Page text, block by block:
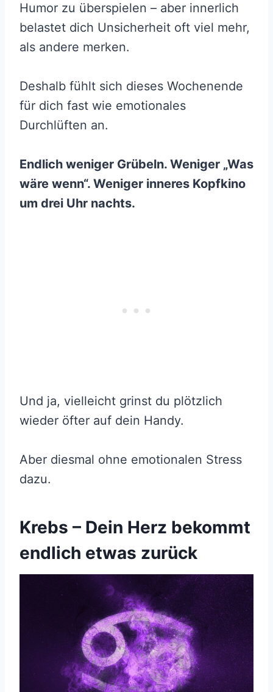
Humor zu überspielen – aber innerlich
belastet dich Unsicherheit oft viel mehr,
als andere merken.
Deshalb fühlt sich dieses Wochenende
für dich fast wie emotionales
Durchlüften an.
Endlich weniger Grübeln. Weniger „Was
wäre wenn“. Weniger inneres Kopfkino
um drei Uhr nachts.
Und ja, vielleicht grinst du plötzlich
wieder öfter auf dein Handy.
Aber diesmal ohne emotionalen Stress
dazu.
Krebs – Dein Herz bekommt
endlich etwas zurück